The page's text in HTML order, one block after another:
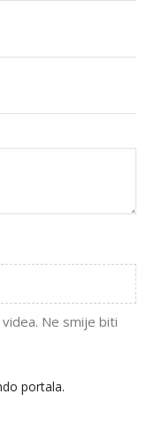
Ne smije biti
portala.